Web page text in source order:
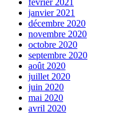
février 2021
janvier 2021
décembre 2020
novembre 2020
octobre 2020
septembre 2020
août 2020
juillet 2020
juin 2020
mai 2020
avril 2020